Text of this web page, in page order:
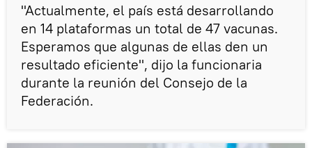
"Actualmente, el país está desarrollando
en 14 plataformas un total de 47 vacunas.
Esperamos que algunas de ellas den un
resultado eficiente", dijo la funcionaria
durante la reunión del Consejo de la
Federación.